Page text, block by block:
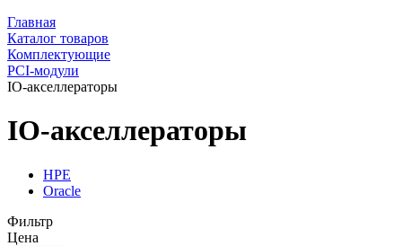
Главная
Каталог товаров
Комплектующие
PCI-модули
IO-акселлераторы
IO-акселлераторы
HPE
Oracle
Фильтр
Цена